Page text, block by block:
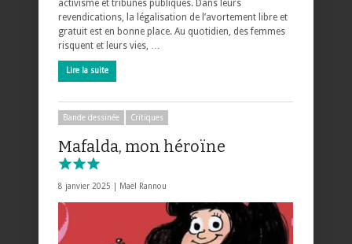
activisme et tribunes publiques. Dans leurs
revendications, la légalisation de l’avortement libre et
gratuit est en bonne place. Au quotidien, des femmes
risquent et leurs vies, …
Lire la suite
Bande dessinée Critiques
Mafalda, mon héroïne
8 janvier 2025 | Maël Rannou